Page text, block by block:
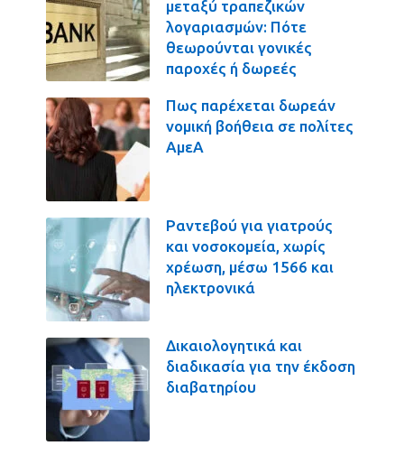
μεταξύ τραπεζικών
λογαριασμών: Πότε
θεωρούνται γονικές
παροχές ή δωρεές
Πως παρέχεται δωρεάν
νομική βοήθεια σε πολίτες
ΑμεΑ
Ραντεβού για γιατρούς
και νοσοκομεία, χωρίς
χρέωση, μέσω 1566 και
ηλεκτρονικά
Δικαιολογητικά και
διαδικασία για την έκδοση
διαβατηρίου